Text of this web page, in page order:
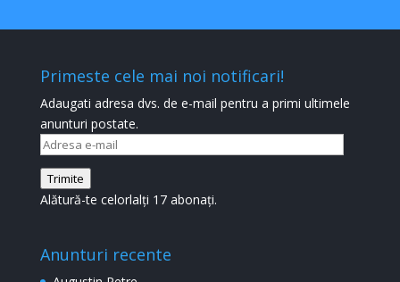
Primeste cele mai noi notificari!
Adaugati adresa dvs. de e-mail pentru a primi ultimele
anunturi postate.
Adresa
e-
mail
Trimite
Alătură-te celorlalți 17 abonați.
Anunturi recente